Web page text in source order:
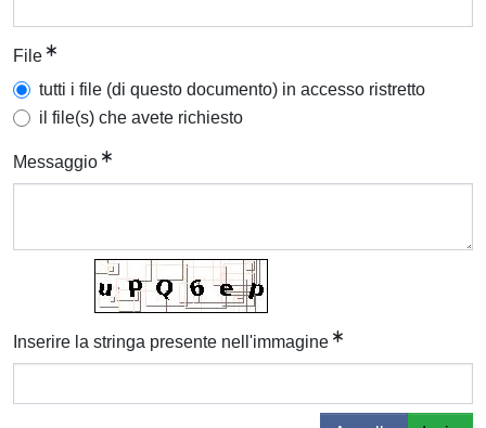
File
tutti i file (di questo documento) in accesso ristretto
il file(s) che avete richiesto
Messaggio
Inserire la stringa presente nell'immagine